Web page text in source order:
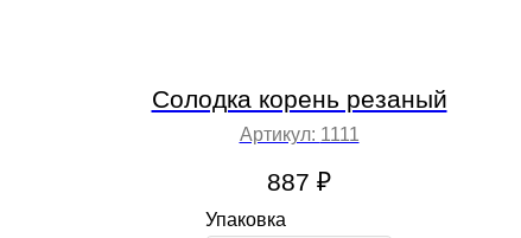
Солодка корень резаный
Артикул: 1111
887 ₽
Упаковка